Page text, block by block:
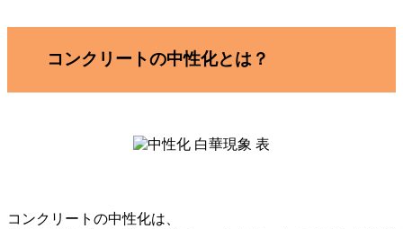
コンクリートの中性化とは？
コンクリートの中性化は、